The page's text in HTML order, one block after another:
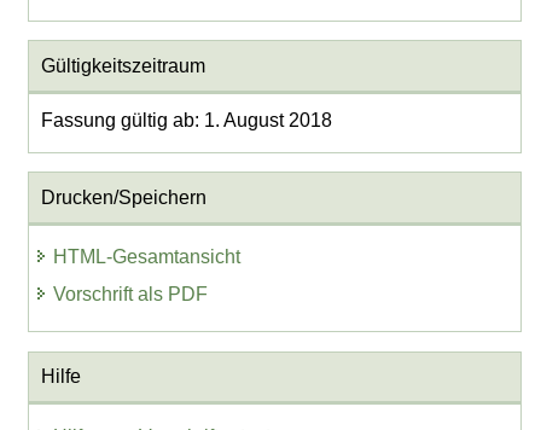
Gültigkeitszeitraum
Fassung gültig ab: 1. August 2018
Drucken/Speichern
HTML-Gesamtansicht
Vorschrift als PDF
Hilfe